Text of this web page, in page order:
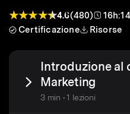
4.6(480)
Certificazione
Risorse
Introduzione al
Marketing
3 min • 1 lezioni